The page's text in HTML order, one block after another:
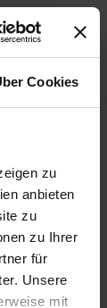
Cookies
zu
anbieten
zu
zu Ihrer
für
Unsere
mit